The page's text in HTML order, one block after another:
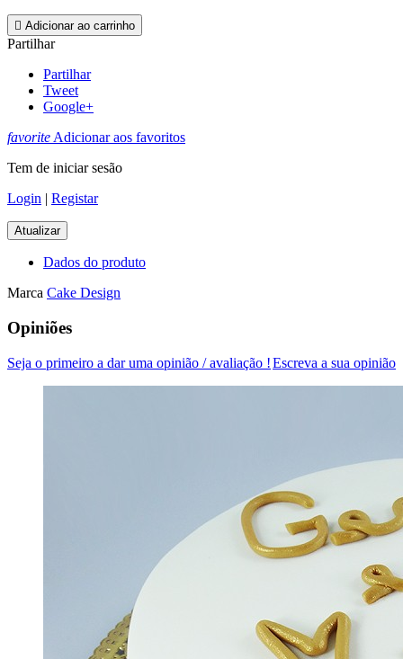
 Adicionar ao carrinho
Partilhar
Partilhar
Tweet
Google+
favoriteAdicionar aos favoritos
Tem de iniciar sesão
Login | Registar
Dados do produto
Marca Cake Design
Opiniões
Escreva a sua opinião
Seja o primeiro a dar uma opinião / avaliação !